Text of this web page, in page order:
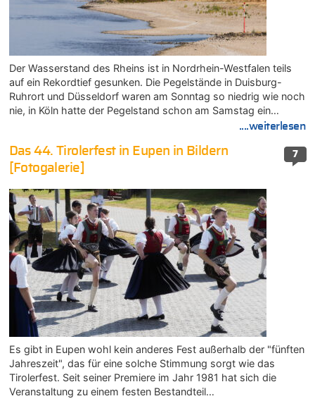
Der Wasserstand des Rheins ist in Nordrhein-Westfalen teils
auf ein Rekordtief gesunken. Die Pegelstände in Duisburg-
Ruhrort und Düsseldorf waren am Sonntag so niedrig wie noch
nie, in Köln hatte der Pegelstand schon am Samstag ein…
....weiterlesen
7
Das 44. Tirolerfest in Eupen in Bildern
[Fotogalerie]
Es gibt in Eupen wohl kein anderes Fest außerhalb der "fünften
Jahreszeit", das für eine solche Stimmung sorgt wie das
Tirolerfest. Seit seiner Premiere im Jahr 1981 hat sich die
Veranstaltung zu einem festen Bestandteil…